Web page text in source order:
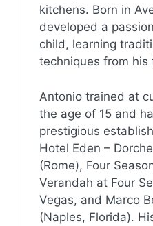
kitchens. Born in
developed a
child, learning
techniques from his
Antonio trained at
the age of 15 and
prestigious
Hotel Eden –
(Rome), Four
Verandah at Four
Vegas, and Marco
(Naples, Florida).